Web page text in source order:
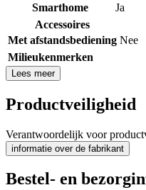
Smarthome
Ja
Accessoires
Met afstandsbediening Nee
Milieukenmerken
Lees meer
Productveiligheid
Verantwoordelijk voor
informatie over de fabrikant
Bestel- en